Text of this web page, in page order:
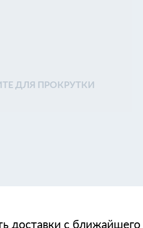
ДЛЯ ПРОКРУТКИ
доставки с ближайшего